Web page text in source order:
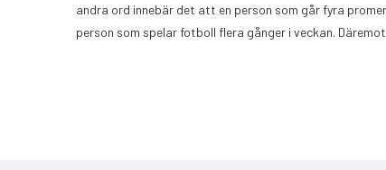
andra ord innebär det att en person som går fyra
person som spelar fotboll flera gånger i veckan.